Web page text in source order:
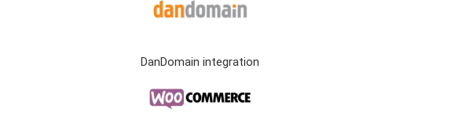
DanDomain integration